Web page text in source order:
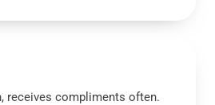
receives compliments often.